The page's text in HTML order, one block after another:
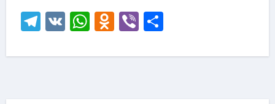
Telegram
VKWhatsApp
Odnoklassniki
ViberОтправить